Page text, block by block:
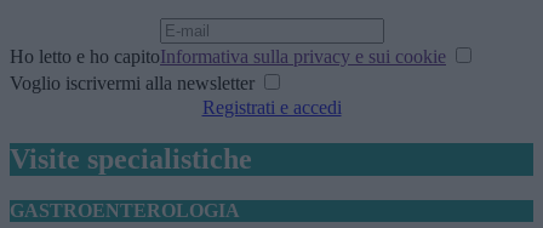
Ho letto e ho capitoInformativa sulla privacy e sui cookie
Voglio iscrivermi alla newsletter
Registrati e accedi
Visite specialistiche
GASTROENTEROLOGIA